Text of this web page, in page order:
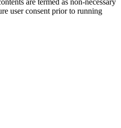
user consent prior to running